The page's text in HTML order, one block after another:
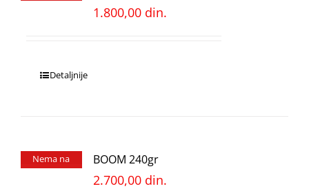
1.800,00 din.
Detaljnije
Nema na
BOOM 240gr
2.700,00 din.